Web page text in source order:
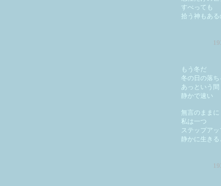
すべっても
拾う神もある
もう冬だ
冬の日の落ち
あっという間
静かで速い
無言のままに
私は一つ
ステップア
静かに生きる